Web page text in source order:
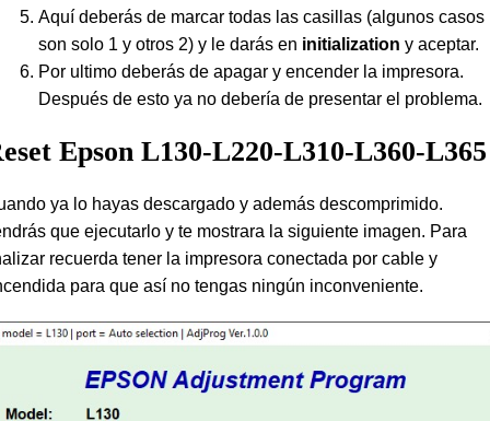
Aquí deberás de marcar todas las casillas (algunos casos
son solo 1 y otros 2) y le darás en initialization y aceptar.
Por ultimo deberás de apagar y encender la impresora.
Después de esto ya no debería de presentar el problema.
Epson L130-L220-L310-L360-L365
ya lo hayas descargado y además descomprimido.
que ejecutarlo y te mostrara la siguiente imagen. Para
recuerda tener la impresora conectada por cable y
para que así no tengas ningún inconveniente.